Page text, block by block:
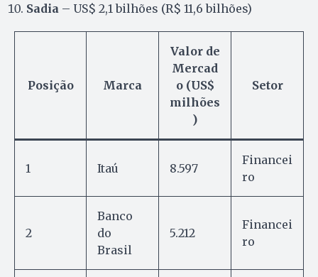
Sadia – US$ 2,1 bilhões (R$ 11,6 bilhões)
Posição Marca
Valor de
Mercad
o (US$
milhões
)
Setor
1 Itaú 8.597
Financei
ro
2
Banco
do
Brasil
5.212
Financei
ro